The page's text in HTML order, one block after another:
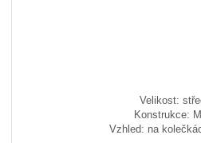
Velikost:
Konstrukce:
Vzhled: na